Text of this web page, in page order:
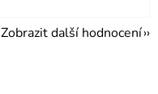
Zobrazit další hodnocení